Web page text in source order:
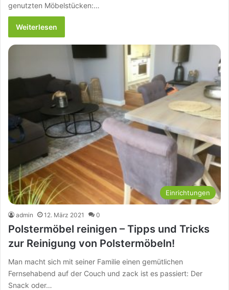
genutzten Möbelstücken:…
Weiterlesen
Einrichtungen
admin 12. März 2021 0
Polstermöbel reinigen – Tipps und Tricks
zur Reinigung von Polstermöbeln!
Man macht sich mit seiner Familie einen gemütlichen
Fernsehabend auf der Couch und zack ist es passiert: Der
Snack oder…